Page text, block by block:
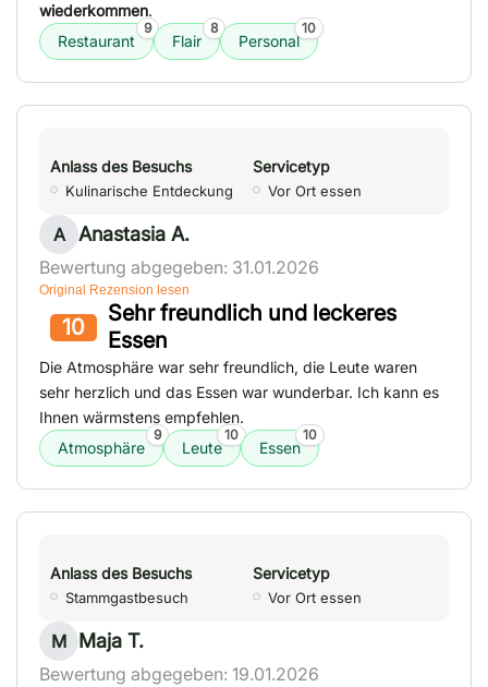
wiederkommen.
Restaurant
9
Flair
8
Personal
10
Anlass des Besuchs
Kulinarische Entdeckung
Servicetyp
Vor Ort essen
A Anastasia A.
Bewertung abgegeben: 31.01.2026
Original Rezension lesen
10
Sehr freundlich und leckeres
Essen
Die Atmosphäre war sehr freundlich, die Leute waren
sehr herzlich und das Essen war wunderbar. Ich kann es
Ihnen wärmstens empfehlen.
Atmosphäre
9
Leute
10
Essen
10
Anlass des Besuchs
Stammgastbesuch
Servicetyp
Vor Ort essen
M Maja T.
Bewertung abgegeben: 19.01.2026